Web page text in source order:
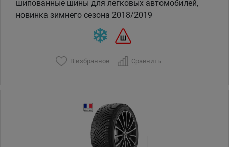
шипованные шины для легковых автомобилей,
новинка зимнего сезона 2018/2019
В избранное Сравнить